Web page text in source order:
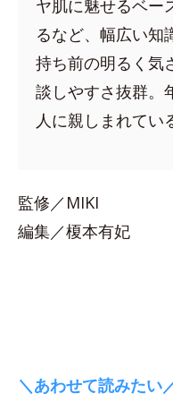
ヤ肌に魅せるベー
るなど、幅広い知
持ち前の明るく気
談しやすさ抜群。
人に親しまれてい
監修／MIKI
編集／榎本有妃
＼あわせて読みたい